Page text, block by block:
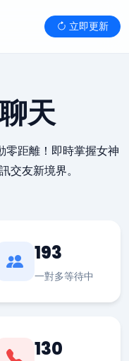
立即更新
天
距離！即時掌握女神
交友新境界。
193
一對多等待中
130